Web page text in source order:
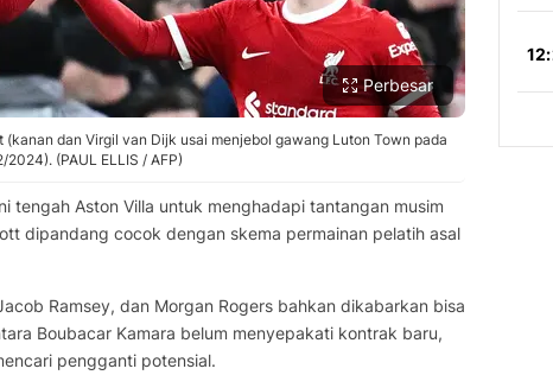
Perbesar
dan Virgil van Dijk usai menjebol gawang Luton Town pada
(PAUL ELLIS / AFP)
tengah Aston Villa untuk menghadapi tantangan musim
dipandang cocok dengan skema permainan pelatih asal
Ramsey, dan Morgan Rogers bahkan dikabarkan bisa
Boubacar Kamara belum menyepakati kontrak baru,
pengganti potensial.